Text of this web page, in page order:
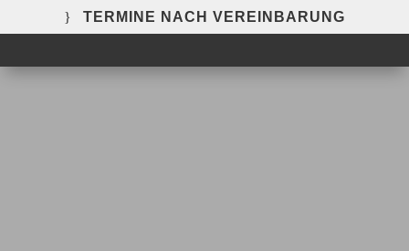
TERMINE NACH VEREINBARUNG